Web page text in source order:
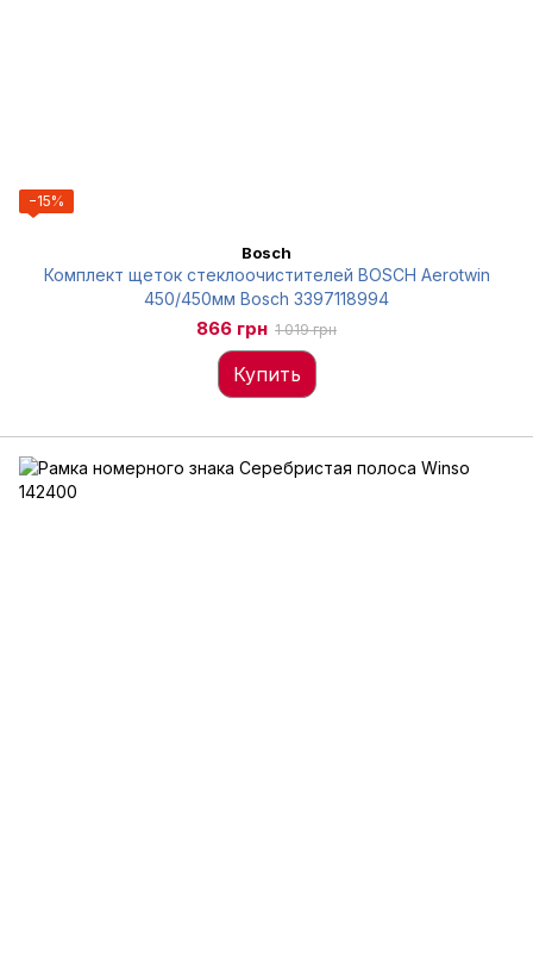
−15%
Bosch
Комплект щеток стеклоочистителей BOSCH Aerotwin
450/450мм Bosch 3397118994
866 грн 1 019 грн
Купить